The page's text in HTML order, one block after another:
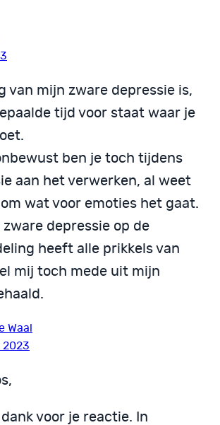
van mijn zware depressie is,
tijd voor staat waar je
ben je toch tijdens
aan het verwerken, al weet
wat voor emoties het gaat.
depressie op de
heeft alle prikkels van
mij toch mede uit mijn
Waal
2023
voor je reactie. In